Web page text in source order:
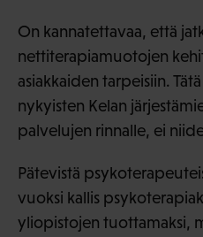
On kannatettavaa, että
nettiterapiamuotojen
asiakkaiden tarpeisiin.
nykyisten Kelan
palvelujen rinnalle, ei
Pätevistä
vuoksi kallis
yliopistojen tuottamaksi,